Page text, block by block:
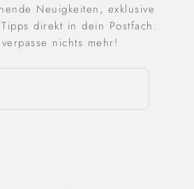
Neuigkeiten, exklusive
direkt in dein Postfach.
nichts mehr!